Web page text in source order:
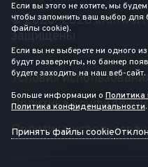
© 2020–2026 «Antwort
защищены
Условия использования
Политика
Политика
Если вы этого не хотите, мы
чтобы запомнить ваш выбор для
файлы cookie).
Если вы не выберете ни одного
будут развернуты, но баннер
будете заходить на наш веб-сайт.
Больше информации о Политика
Политика конфиденциальности.
Принять файлы cookie